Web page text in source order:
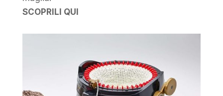
SCOPRILI QUI